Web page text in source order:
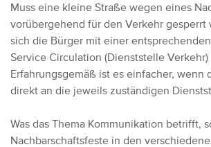
Muss eine kleine Straße wegen eines
vorübergehend für den Verkehr gesperrt
sich die Bürger mit einer
Service Circulation (Dienststelle
Erfahrungsgemäß ist es einfacher, wenn
direkt an die jeweils zuständigen
Was das Thema Kommunikation betrifft,
Nachbarschaftsfeste in den